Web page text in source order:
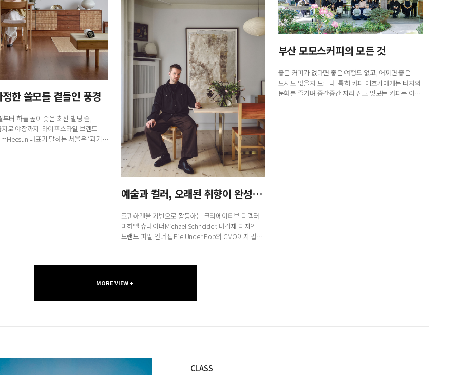
한 쓸모를 곁들인 풍경
부터 하늘 높이 솟은 최신 빌딩 숲,
로 야장까지. 라이프스타일 브랜드
대표가 말하는 서울은 ‘과거와
부산 모모스커피의 모든 것
좋은 커피가 없다면 좋은 여행도 없고, 어쩌면 좋은
도시도 없을지 모른다. 특히 커피 애호가에게는 타지의
문화를 즐기며 중간중간 자리 잡고 맛보는 커피는 이내
예술과 컬러, 오래된 취향이 완성한 집
코펜하겐을 기반으로 활동하는 크리에이티브 디렉터
미하엘 슈나이더Michael Schneider. 마감재 디자인
브랜드 파일 언더 팝File Under Pop의 CMO이자 팝업
MORE VIEW +
CLASS